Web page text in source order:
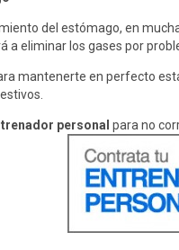
del estómago, en
a eliminar los gases por
mantenerte en perfecto
personal para no